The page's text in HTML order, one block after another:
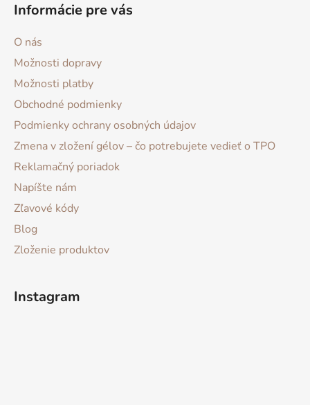
Informácie pre vás
O nás
Možnosti dopravy
Možnosti platby
Obchodné podmienky
Podmienky ochrany osobných údajov
Zmena v zložení gélov – čo potrebujete vedieť o TPO
Reklamačný poriadok
Napíšte nám
Zľavové kódy
Blog
Zloženie produktov
Instagram